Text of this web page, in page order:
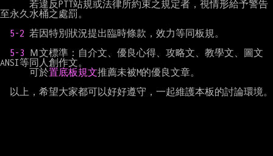
至永久水桶之處罰。
5-2 若因特別狀況提出臨時條款，效力等同板規。
5-3
Ｍ文標準：自介文、優良心得、攻略文、教學文、圖文
ANSI等同人創作文。
      可於
置底板規文推薦未被M的優良文章。